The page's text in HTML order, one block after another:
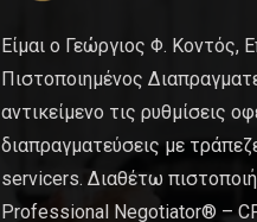
Είμαι ο Γεώργιος Φ. Κοντός,
Πιστοποιημένος
αντικείμενο τις ρυθμίσεις
διαπραγματεύσεις με
servicers. Διαθέτω
Professional Negotiator® –